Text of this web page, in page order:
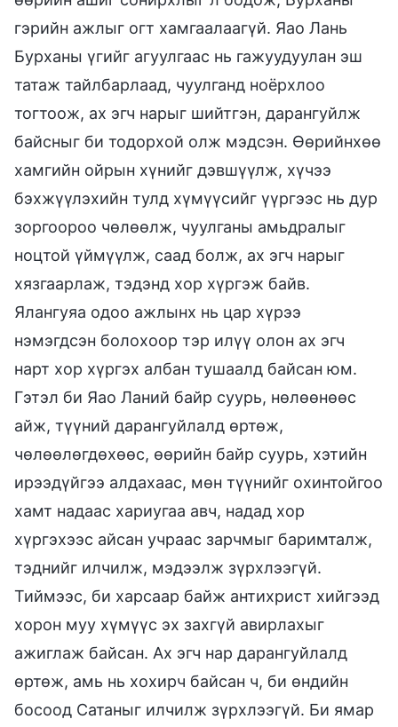
гэрийн ажлыг огт хамгаалаагүй. Яао Лань
Бурханы үгийг агуулгаас нь гажуудуулан эш
татаж тайлбарлаад, чуулганд ноёрхлоо
тогтоож, ах эгч нарыг шийтгэн, дарангуйлж
байсныг би тодорхой олж мэдсэн. Өөрийнхөө
хамгийн ойрын хүнийг дэвшүүлж, хүчээ
бэхжүүлэхийн тулд хүмүүсийг үүргээс нь дур
зоргоороо чөлөөлж, чуулганы амьдралыг
ноцтой үймүүлж, саад болж, ах эгч нарыг
хязгаарлаж, тэдэнд хор хүргэж байв.
Ялангуяа одоо ажлынх нь цар хүрээ
нэмэгдсэн болохоор тэр илүү олон ах эгч
нарт хор хүргэх албан тушаалд байсан юм.
Гэтэл би Яао Ланий байр суурь, нөлөөнөөс
айж, түүний дарангуйлалд өртөж,
чөлөөлөгдөхөөс, өөрийн байр суурь, хэтийн
ирээдүйгээ алдахаас, мөн түүнийг охинтойгоо
хамт надаас хариугаа авч, надад хор
хүргэхээс айсан учраас зарчмыг баримталж,
тэднийг илчилж, мэдээлж зүрхлээгүй.
Тиймээс, би харсаар байж антихрист хийгээд
хорон муу хүмүүс эх захгүй авирлахыг
ажиглаж байсан. Ах эгч нар дарангуйлалд
өртөж, амь нь хохирч байсан ч, би өндийн
босоод Сатаныг илчилж зүрхлээгүй. Би ямар